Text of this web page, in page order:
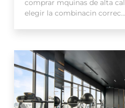
comprar mquinas de alta
elegir la combinacin correc...